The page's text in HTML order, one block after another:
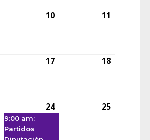
10 11
17 18
24
9:00 am:
Partidos
25